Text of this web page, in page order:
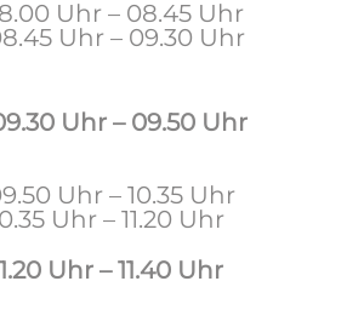
Uhr – 08.45 Uhr
Uhr – 09.30 Uhr
Uhr – 09.50 Uhr
Uhr – 10.35 Uhr
Uhr – 11.20 Uhr
Uhr – 11.40 Uhr